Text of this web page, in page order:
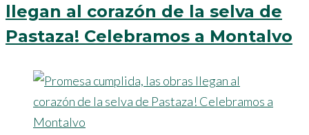
llegan al corazón de la selva de
Pastaza! Celebramos a Montalvo